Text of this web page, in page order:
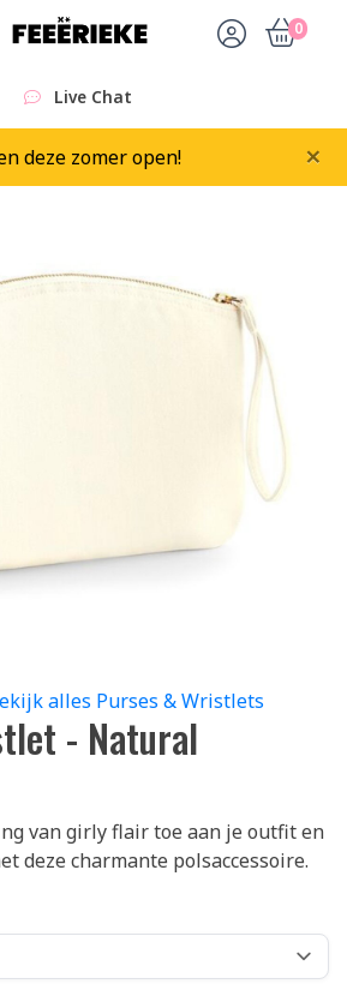
0
Live Chat
deze zomer open! ×
alles Purses & Wristlets
- Natural
van girly flair toe aan je outfit en
deze charmante polsaccessoire.